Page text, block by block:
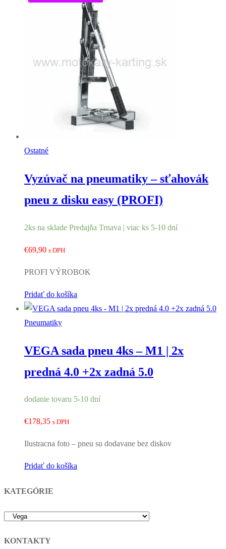
Ostatné
Vyzúvač na pneumatiky – sťahovák
pneu z disku easy (PROFI)
2ks na sklade Predajňa Trnava | viac ks 5-10 dní
€69,90 s DPH
PROFI VÝROBOK
Pridať do košíka
Pneumatiky
VEGA sada pneu 4ks – M1 | 2x
predná 4.0 +2x zadná 5.0
dodanie tovaru 5-10 dní
€178,35 s DPH
Ilustracna foto – pneu su dodavane bez diskov
Pridať do košíka
KATEGÓRIE
KONTAKTY